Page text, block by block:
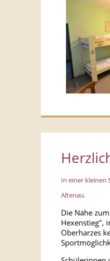
Hostel
In einer kleinen
Altenau.
Die Nähe
Hexenstieg",
Oberharzes